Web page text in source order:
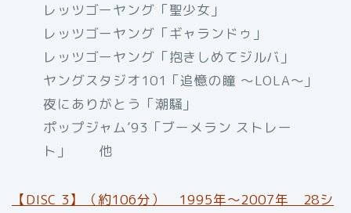
レッツゴーヤング「聖少女」
レッツゴーヤング「ギャランドゥ」
レッツゴーヤング「抱きしめてジルバ」
ヤングスタジオ101「追憶の瞳 ～LOLA～」
夜にありがとう「潮騒」
ポップジャム’93「ブーメラン ストレー
ト」 他
【DISC 3】（約106分） 1995年～2007年 28シ